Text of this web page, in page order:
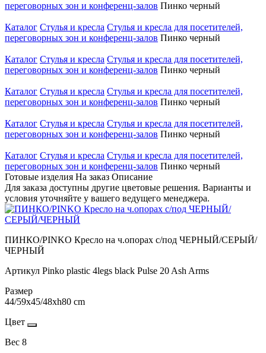
переговорных зон и конференц-залов Пинко черный
Каталог Стулья и кресла Стулья и кресла для посетителей,
переговорных зон и конференц-залов Пинко черный
Каталог Стулья и кресла Стулья и кресла для посетителей,
переговорных зон и конференц-залов Пинко черный
Каталог Стулья и кресла Стулья и кресла для посетителей,
переговорных зон и конференц-залов Пинко черный
Каталог Стулья и кресла Стулья и кресла для посетителей,
переговорных зон и конференц-залов Пинко черный
Каталог Стулья и кресла Стулья и кресла для посетителей,
переговорных зон и конференц-залов Пинко черный
Готовые изделия На заказ Описание
Для заказа доступны другие цветовые решения. Варианты и
условия уточняйте у вашего ведущего менеджера.
ПИНКО/PINKO Кресло на ч.опорах с/под ЧЕРНЫЙ/СЕРЫЙ/
ЧЕРНЫЙ
Артикул Pinko plastic 4legs black Pulse 20 Ash Arms
Размер
44/59x45/48xh80 cm
Цвет
Вес 8